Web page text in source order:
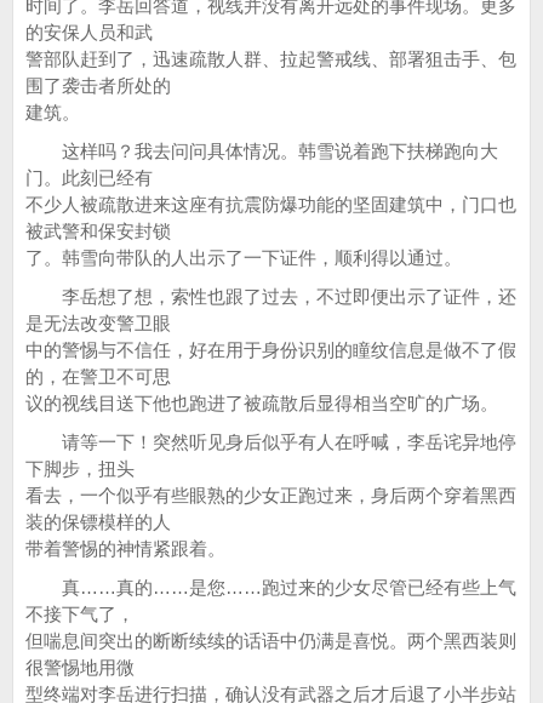
时间了。李岳回答道，视线并没有离开远处的事件现场。更多
的安保人员和武
警部队赶到了，迅速疏散人群、拉起警戒线、部署狙击手、包
围了袭击者所处的
建筑。
这样吗？我去问问具体情况。韩雪说着跑下扶梯跑向大
门。此刻已经有
不少人被疏散进来这座有抗震防爆功能的坚固建筑中，门口也
被武警和保安封锁
了。韩雪向带队的人出示了一下证件，顺利得以通过。
李岳想了想，索性也跟了过去，不过即便出示了证件，还
是无法改变警卫眼
中的警惕与不信任，好在用于身份识别的瞳纹信息是做不了假
的，在警卫不可思
议的视线目送下他也跑进了被疏散后显得相当空旷的广场。
请等一下！突然听见身后似乎有人在呼喊，李岳诧异地停
下脚步，扭头
看去，一个似乎有些眼熟的少女正跑过来，身后两个穿着黑西
装的保镖模样的人
带着警惕的神情紧跟着。
真……真的……是您……跑过来的少女尽管已经有些上气
不接下气了，
但喘息间突出的断断续续的话语中仍满是喜悦。两个黑西装则
很警惕地用微
型终端对李岳进行扫描，确认没有武器之后才后退了小半步站